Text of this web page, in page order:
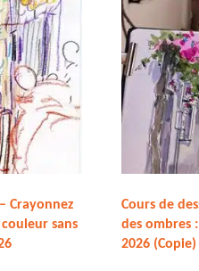
Crayonnez
sans
Cours de
des ombres
2026 (Copie)